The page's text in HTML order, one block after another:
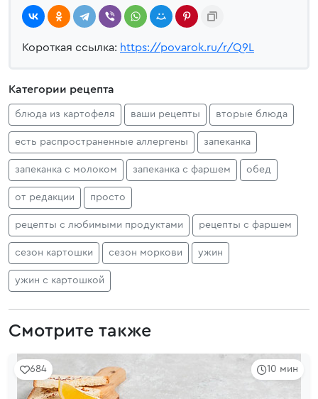
Короткая ссылка: https://povarok.ru/r/Q9L
Категории рецепта
блюда из картофеля ваши рецепты вторые блюда
есть распространенные аллергены запеканка
запеканка с молоком запеканка с фаршем обед
от редакции просто
рецепты с любимыми продуктами рецепты с фаршем
сезон картошки сезон моркови ужин
ужин с картошкой
Смотрите также
10 мин
684